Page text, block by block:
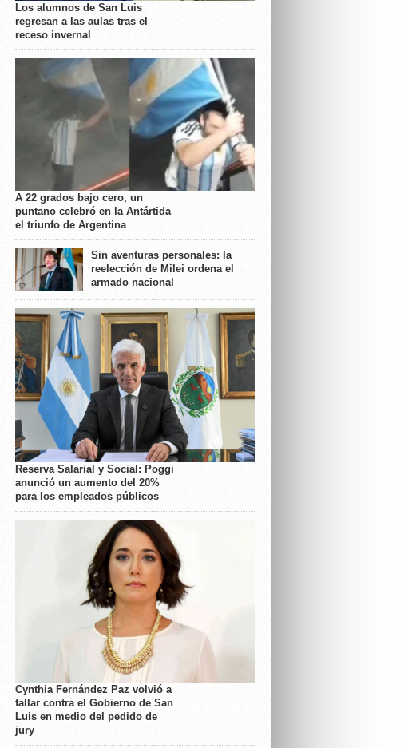
Los alumnos de San Luis
regresan a las aulas tras el
receso invernal
A 22 grados bajo cero, un
puntano celebró en la Antártida
el triunfo de Argentina
Sin aventuras personales: la
reelección de Milei ordena el
armado nacional
Reserva Salarial y Social: Poggi
anunció un aumento del 20%
para los empleados públicos
Cynthia Fernández Paz volvió a
fallar contra el Gobierno de San
Luis en medio del pedido de
jury